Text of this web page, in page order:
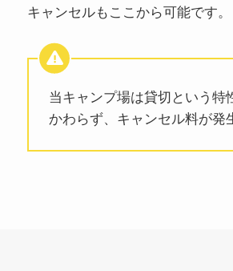
キャンセルもここから可能です。
当キャンプ場は貸切という特
かわらず、キャンセル料が発